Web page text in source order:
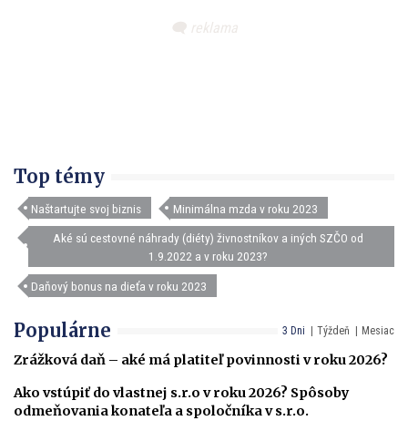
Top témy
Naštartujte svoj biznis Minimálna mzda v roku 2023
Aké sú cestovné náhrady (diéty) živnostníkov a iných SZČO od
1.9.2022 a v roku 2023?
Daňový bonus na dieťa v roku 2023
3 Dni Týždeň Mesiac
Populárne
Zrážková daň – aké má platiteľ povinnosti v roku 2026?
Ako vstúpiť do vlastnej s.r.o v roku 2026? Spôsoby
odmeňovania konateľa a spoločníka v s.r.o.